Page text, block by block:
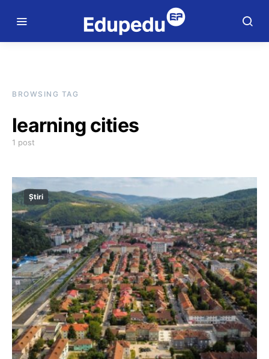
BROWSING TAG
learning cities
1 post
Știri